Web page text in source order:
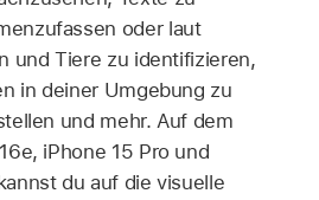
oder laut
und Tiere zu identifizieren,
in deiner Umgebung zu
und mehr. Auf dem
iPhone 15 Pro und
du auf die visuelle